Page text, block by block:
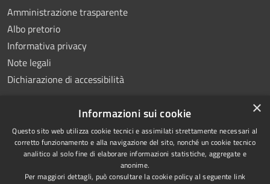
Amministrazione trasparente
Albo pretorio
Informativa privacy
Note legali
Dichiarazione di accessibilità
RSS
Accessibilità
Privacy
Copyright © 2026 • Comune di
Montemiletto • Powered by
Municipium•Accesso
×
Informazioni sui cookie
Questo sito web utilizza cookie tecnici e assimilati strettamente necessari al
corretto funzionamento e alla navigazione del sito, nonché un cookie tecnico
analitico al solo fine di elaborare informazioni statistiche, aggregate e
anonime.
Per maggiori dettagli, può consultare la cookie policy al seguente link